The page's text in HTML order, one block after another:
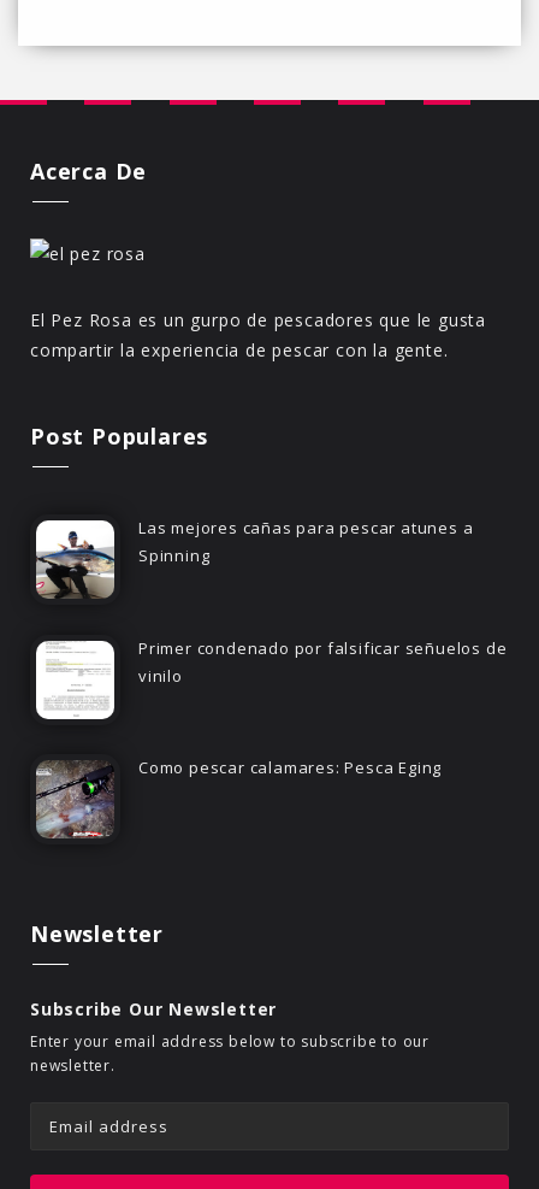
Acerca De
El Pez Rosa es un gurpo de pescadores que le gusta
compartir la experiencia de pescar con la gente.
Post Populares
Las mejores cañas para pescar atunes a
Spinning
Primer condenado por falsificar señuelos de
vinilo
Como pescar calamares: Pesca Eging
Newsletter
Subscribe Our Newsletter
Enter your email address below to subscribe to our
newsletter.